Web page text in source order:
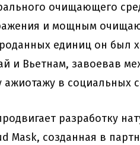
очищающего
и мощным
единиц он был
и Вьетнам, завоевав
ажиотажу в социальных
разработку
Mask, созданная в